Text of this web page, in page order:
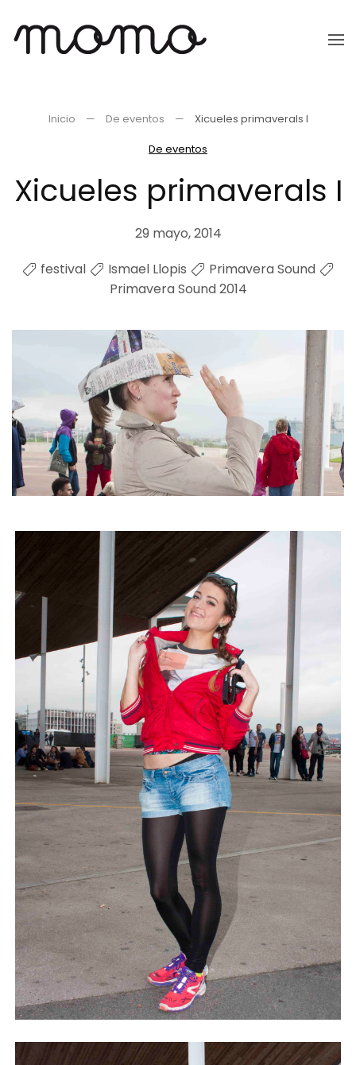
Ir
Inicio De eventos
Xicueles primaverals I
De eventos
Xicueles primaverals I
29 mayo, 2014
festival
Ismael Llopis
Primavera Sound
Primavera Sound 2014